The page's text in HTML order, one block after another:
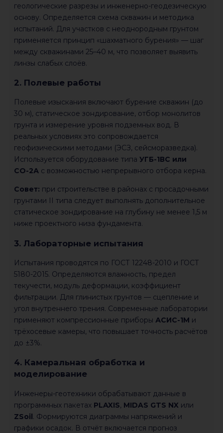
геологические разрезы и инженерно-геодезическую
основу. Определяется схема скважин и методика
испытаний. Для участков с неоднородным грунтом
применяется принцип «шахматного бурения» — шаг
между скважинами 25–40 м, что позволяет выявить
линзы слабых слоёв.
2. Полевые работы
Полевые изыскания включают бурение скважин (до
30 м), статическое зондирование, отбор монолитов
грунта и измерение уровня подземных вод. В
реальных условиях это сопровождается
геофизическими методами (ЭСЗ, сейсморазведка).
Используется оборудование типа УГБ-1ВС или
СО-2А с возможностью непрерывного отбора керна.
Совет: при строительстве в районах с просадочными
грунтами II типа следует выполнять дополнительное
статическое зондирование на глубину не менее 1,5 м
ниже проектного низа фундамента.
3. Лабораторные испытания
Испытания проводятся по ГОСТ 12248-2010 и ГОСТ
5180-2015. Определяются влажность, предел
текучести, модуль деформации, коэффициент
фильтрации. Для глинистых грунтов — сцепление и
угол внутреннего трения. Современные лаборатории
применяют компрессионные приборы АСИС-1М и
трёхосевые камеры, что повышает точность расчётов
до ±3%.
4. Камеральная обработка и
моделирование
Инженеры-геотехники обрабатывают данные в
программных пакетах PLAXIS, MIDAS GTS NX или
ZSoil. Формируются диаграммы напряжений и
графики осадок. В отчёт включается прогноз